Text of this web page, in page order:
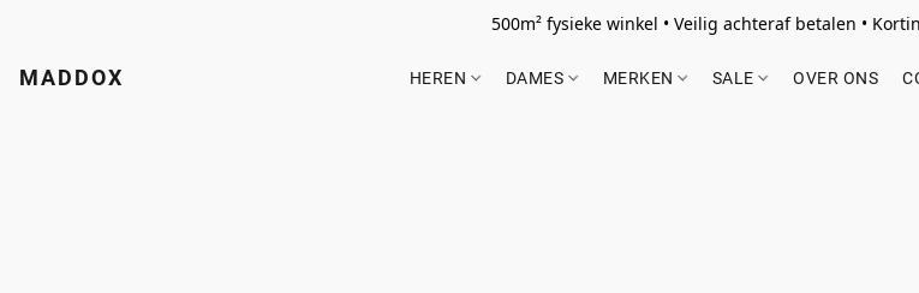
500m² fysieke winkel • Veilig achteraf betalen •
MADDOX HEREN DAMES MERKEN SALE OVER ONS